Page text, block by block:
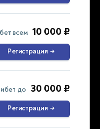
всем 10 000 ₽
Регистрация →
до 30 000 ₽
Регистрация →